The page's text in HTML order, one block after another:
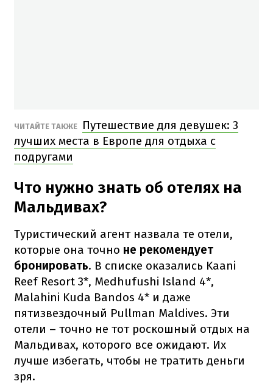
ЧИТАЙТЕ ТАКЖЕ
Путешествие для девушек: 3
лучших места в Европе для отдыха с
подругами
Что нужно знать об отелях на
Мальдивах?
Туристический агент назвала те отели,
которые она точно не рекомендует
бронировать. В списке оказались Kaani
Reef Resort 3*, Medhufushi Island 4*,
Malahini Kuda Bandos 4* и даже
пятизвездочный Pullman Maldives. Эти
отели – точно не тот роскошный отдых на
Мальдивах, которого все ожидают. Их
лучше избегать, чтобы не тратить деньги
зря.